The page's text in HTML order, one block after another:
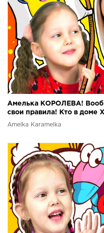
Амелька КОРОЛЕВА!
свои правила! Кто в доме
Amelka Karamelka